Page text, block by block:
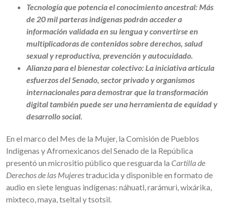
Tecnología que potencia el conocimiento ancestral: Más
de 20 mil parteras indígenas podrán acceder a
información validada en su lengua y convertirse en
multiplicadoras de contenidos sobre derechos, salud
sexual y reproductiva, prevención y autocuidado.
Alianza para el bienestar colectivo: La iniciativa articula
esfuerzos del Senado, sector privado y organismos
internacionales para demostrar que la transformación
digital también puede ser una herramienta de equidad y
desarrollo social.
En el marco del Mes de la Mujer, la Comisión de Pueblos
Indígenas y Afromexicanos del Senado de la República
presentó un micrositio público que resguarda la Cartilla de
Derechos de las Mujerestraducida y disponible en formato de
audio en siete lenguas indígenas: náhuatl, rarámuri, wixárika,
mixteco, maya, tseltal y tsotsil.